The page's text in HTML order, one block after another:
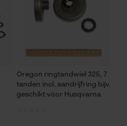
Oregon ringtandwiel 325, 7
tanden incl. aandrijfring bijv.
geschikt voor Husqvarna